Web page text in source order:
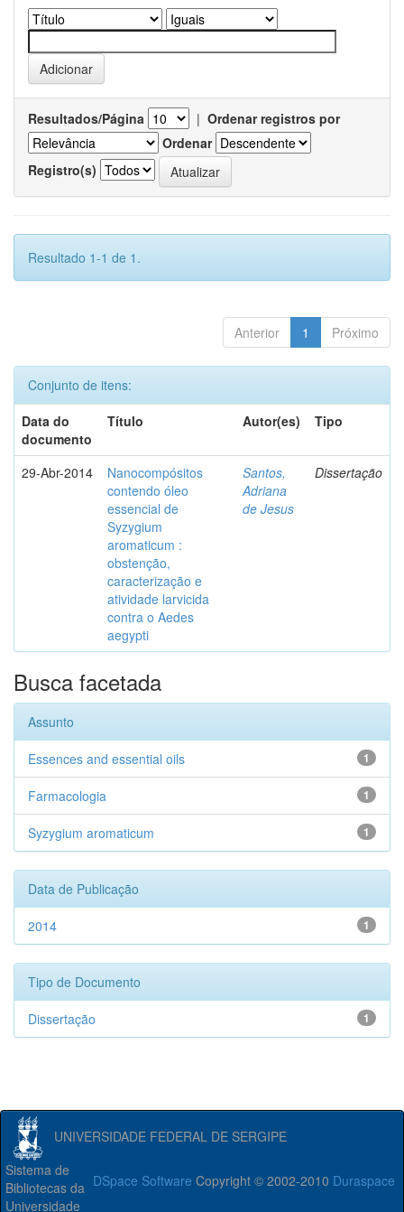
Resultados/Página | Ordenar registros por
Ordenar
Registro(s)
Resultado 1-1 de 1.
Anterior 1 Próximo
Conjunto de itens:
Data do
documento
Título Autor(es) Tipo
29-Abr-2014
Nanocompósitos
contendo óleo
essencial de
Syzygium
aromaticum :
obstenção,
caracterização e
atividade larvicida
contra o Aedes
aegypti
Santos,
Adriana
de Jesus
Dissertação
Busca facetada
Assunto
1
Essences and essential oils
1
Farmacologia
1
Syzygium aromaticum
Data de Publicação
1
2014
Tipo de Documento
1
Dissertação
UNIVERSIDADE FEDERAL DE SERGIPE
DSpace Software Copyright © 2002-2010 Duraspace
Sistema de
Bibliotecas da
Universidade